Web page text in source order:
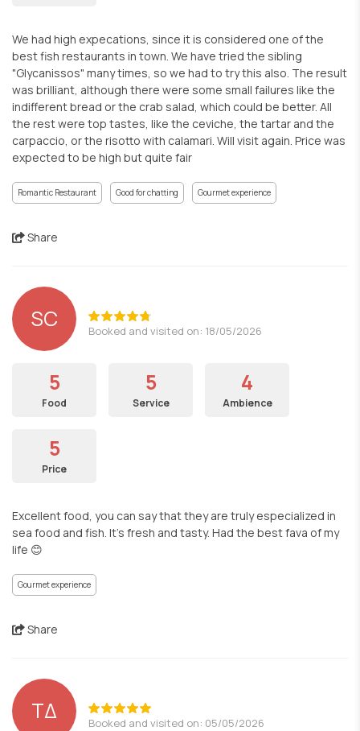
We had high expecations, since it is considered one of the
best fish restaurants in town. We have tried the sibling
"Glycanissos" many times, so we had to try this also. The result
was brilliant, although there were some small failures like the
indifferent bread or the crab salad, which could be better. All
the rest were top tastes, like the ceviche, the tartar and the
carpaccio, or the risotto with calamari. Will visit again. Price was
expected to be high but quite fair
Romantic Restaurant Good for chatting Gourmet experience
Share
SC Booked and visited on: 18/05/2026
5
Food
5
Service
4
Ambience
5
Price
Excellent food, you can say that they are truly especialized in
sea food and fish. It’s fresh and tasty. Had the best fava of my
life 😊
Gourmet experience
Share
ΤΔ Booked and visited on: 05/05/2026